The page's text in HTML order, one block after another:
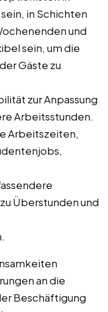
in Schichten
und
sein, um die
Gäste zu
zur Anpassung
Arbeitsstunden.
Arbeitszeiten,
Überstunden und
an die
Beschäftigung